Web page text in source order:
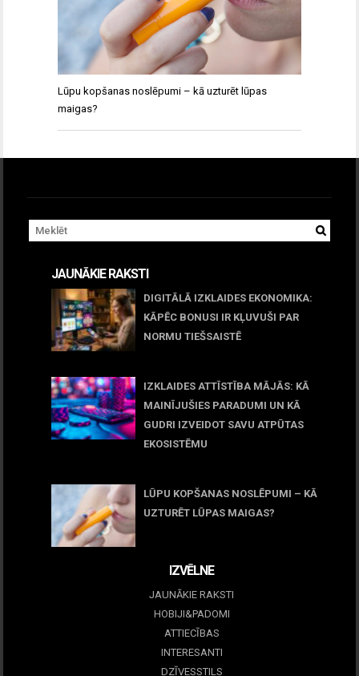
Lūpu kopšanas noslēpumi – kā uzturēt lūpas
maigas?
JAUNĀKIE RAKSTI
DIGITĀLĀ IZKLAIDES EKONOMIKA:
KĀPĒC BONUSI IR KĻUVUŠI PAR
NORMU TIEŠSAISTĒ
IZKLAIDES ATTĪSTĪBA MĀJĀS: KĀ
MAINĪJUŠIES PARADUMI UN KĀ
GUDRI IZVEIDOT SAVU ATPŪTAS
EKOSISTĒMU
LŪPU KOPŠANAS NOSLĒPUMI – KĀ
UZTURĒT LŪPAS MAIGAS?
IZVĒLNE
JAUNĀKIE RAKSTI
HOBIJI&PADOMI
ATTIECĪBAS
INTERESANTI
DZĪVESSTILS